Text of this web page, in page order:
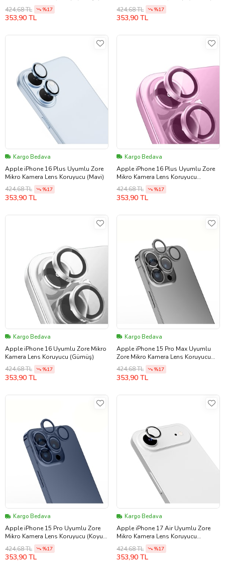
424,68 TL
%17
353,90 TL
424,68 TL
%17
353,90 TL
Kargo Bedava
Apple iPhone 16 Plus Uyumlu Zore
Mikro Kamera Lens Koruyucu (Mavi)
424,68 TL
%17
353,90 TL
Kargo Bedava
Apple iPhone 16 Plus Uyumlu Zore
Mikro Kamera Lens Koruyucu
(Pembe)
424,68 TL %17
353,90 TL
Kargo Bedava
Apple iPhone 16 Uyumlu Zore Mikro
Kamera Lens Koruyucu (Gümüş)
424,68 TL
%17
353,90 TL
Kargo Bedava
Apple iPhone 15 Pro Max Uyumlu
Zore Mikro Kamera Lens Koruyucu
(Koyu Gri)
424,68 TL %17
353,90 TL
Kargo Bedava
Apple iPhone 15 Pro Uyumlu Zore
Mikro Kamera Lens Koruyucu (Koyu
Mavi)
424,68 TL %17
353,90 TL
Kargo Bedava
Apple iPhone 17 Air Uyumlu Zore
Mikro Kamera Lens Koruyucu
(Gümüş)
424,68 TL %17
353,90 TL